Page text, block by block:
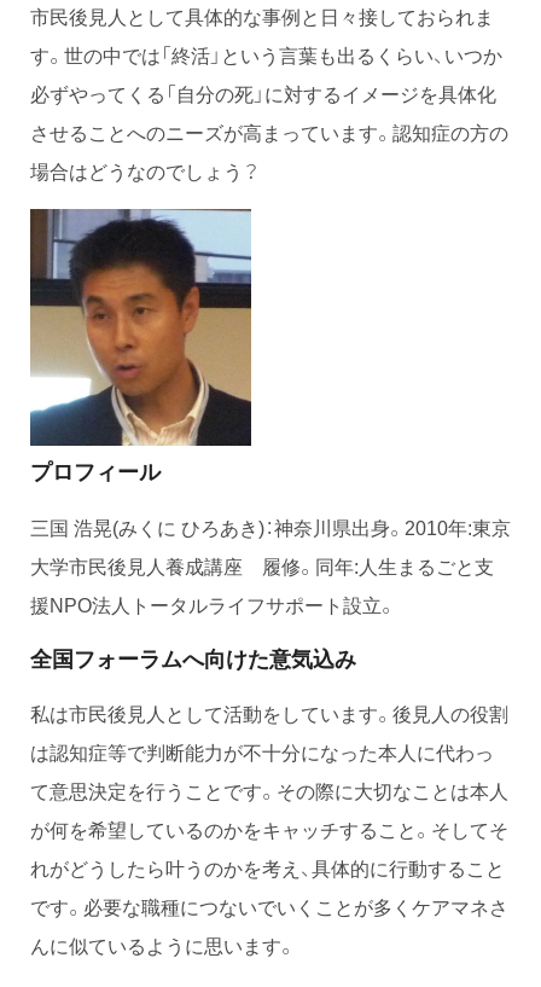
市民後見人として具体的な事例と日々接しておられま
す。世の中では「終活」という言葉も出るくらい、いつか
必ずやってくる「自分の死」に対するイメージを具体化
させることへのニーズが高まっています。認知症の方の
場合はどうなのでしょう？
プロフィール
三国 浩晃(みくに ひろあき)：神奈川県出身。2010年:東京
大学市民後見人養成講座 履修。同年:人生まるごと支
援NPO法人トータルライフサポート設立。
全国フォーラムへ向けた意気込み
私は市民後見人として活動をしています。後見人の役割
は認知症等で判断能力が不十分になった本人に代わっ
て意思決定を行うことです。その際に大切なことは本人
が何を希望しているのかをキャッチすること。そしてそ
れがどうしたら叶うのかを考え、具体的に行動すること
です。必要な職種につないでいくことが多くケアマネさ
んに似ているように思います。